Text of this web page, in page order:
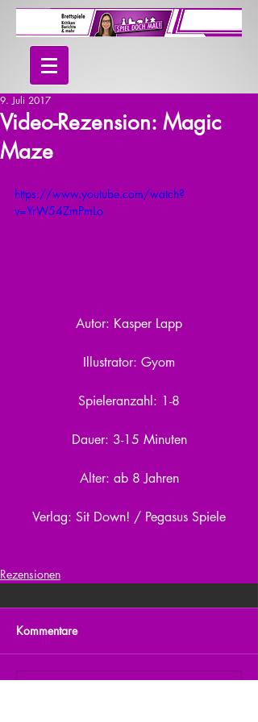
Video-Rezension: Magic
Maze
9. Juli 2017
https://www.youtube.com/watch?
v=YrW54ZmPmLo
Autor: Kasper Lapp
Illustrator: Gyom
Spieleranzahl: 1-8
Dauer: 3-15 Minuten
Alter: ab 8 Jahren
Verlag: Sit Down! / Pegasus Spiele
Rezensionen
Kommentare